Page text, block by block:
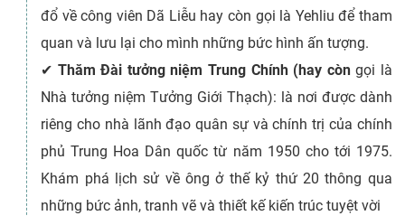
đổ về công viên Dã Liễu hay còn gọi là Yehliu để tham
quan và lưu lại cho mình những bức hình ấn tượng.
✔ Thăm Đài tưởng niệm Trung Chính (hay còngọi là
Nhà tưởng niệm Tưởng Giới Thạch): là nơi được dành
riêng cho nhà lãnh đạo quân sự và chính trị của chính
phủ Trung Hoa Dân quốc từ năm 1950 cho tới 1975.
Khám phá lịch sử về ông ở thế kỷ thứ 20 thông qua
những bức ảnh, tranh vẽ và thiết kế kiến trúc tuyệt vời